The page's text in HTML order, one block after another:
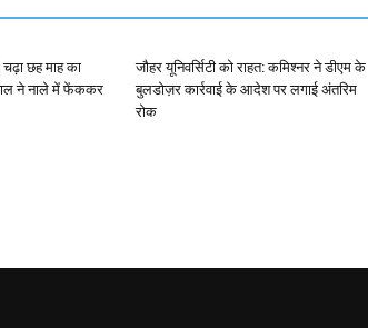
चढ़ा छह माह का
ने नाले में फेंककर
जौहर यूनिवर्सिटी को राहत: कमिश्नर ने डीएम के
बुलडोज़र कार्रवाई के आदेश पर लगाई अंतरिम
रोक